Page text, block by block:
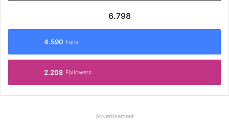
6.798
4.590 Fans
2.208 Followers
Advertisement